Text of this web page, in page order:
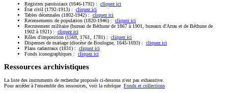
Registres paroissiaux (1646-1792) : cliquez ici
État civil (1792-1913) : cliquez ici
Tables décennales (1802-1942) : cliquez ici
Recensements de population (1820-1946) : cliquez ici
Recrutement militaire (bureau de Béthune de 1867 à 1901, bureaux d'Arras et de Béthune de
1902 à 1921) : cliquez ici
Rôles d'imposition (1569, 1761, 1781) : cliquez ici
Dispenses de mariage (diocèse de Boulogne, 1645-1693) : cliquez ici
Plans cadastraux (1831) : cliquez ici
Fonds iconographiques : cliquez ici
Ressources archivistiques
La liste des instruments de recherche proposés ci-dessous n'est pas exhaustive.
Pour accéder à l'ensemble des ressources, voir la rubrique Fonds et collections